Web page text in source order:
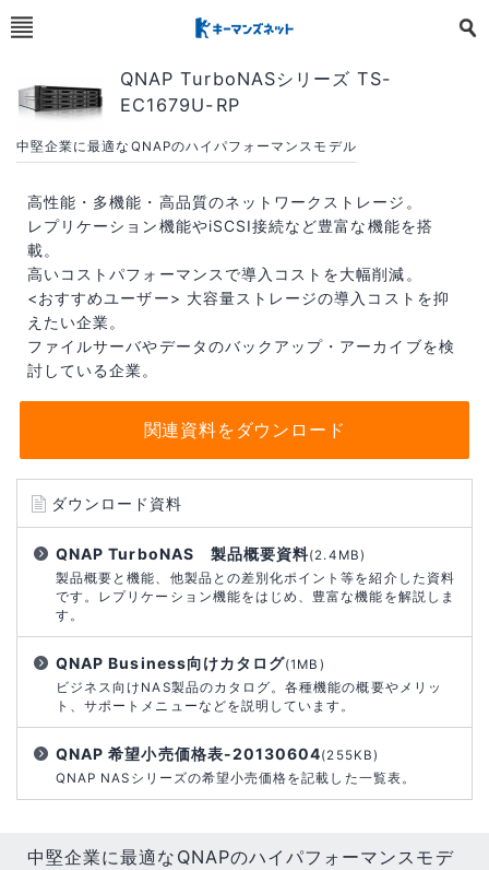
QNAP TurboNASシリーズ TS-
EC1679U-RP
中堅企業に最適なQNAPのハイパフォーマンスモデル
高性能・多機能・高品質のネットワークストレージ。
レプリケーション機能やiSCSI接続など豊富な機能を搭
載。
高いコストパフォーマンスで導入コストを大幅削減。
<おすすめユーザー> 大容量ストレージの導入コストを抑
えたい企業。
ファイルサーバやデータのバックアップ・アーカイブを検
討している企業。
関連資料をダウンロード
ダウンロード資料
QNAP TurboNAS 製品概要資料(2.4MB)
製品概要と機能、他製品との差別化ポイント等を紹介した資料
です。レプリケーション機能をはじめ、豊富な機能を解説しま
す。
QNAP Business向けカタログ(1MB)
ビジネス向けNAS製品のカタログ。各種機能の概要やメリッ
ト、サポートメニューなどを説明しています。
QNAP 希望小売価格表-20130604(255KB)
QNAP NASシリーズの希望小売価格を記載した一覧表。
中堅企業に最適なQNAPのハイパフォーマンスモデ